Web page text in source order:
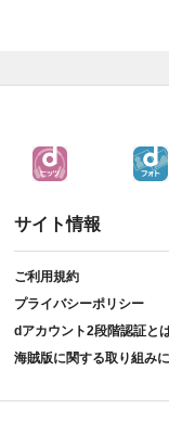
サイト情報
ご利用規約
プライバシーポリシー
dアカウント2段階認証と
海賊版に関する取り組み